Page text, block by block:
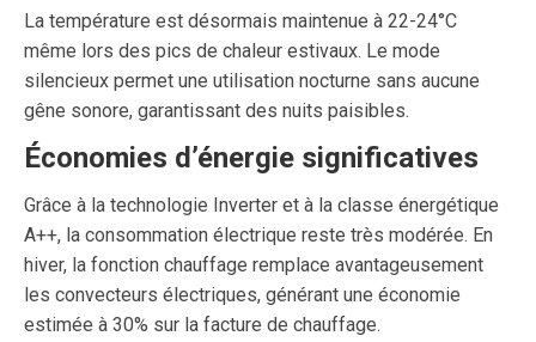
La température est désormais maintenue à 22-24°C
même lors des pics de chaleur estivaux. Le mode
silencieux permet une utilisation nocturne sans aucune
gêne sonore, garantissant des nuits paisibles.
Économies d’énergie significatives
Grâce à la technologie Inverter et à la classe énergétique
A++, la consommation électrique reste très modérée. En
hiver, la fonction chauffage remplace avantageusement
les convecteurs électriques, générant une économie
estimée à 30% sur la facture de chauffage.